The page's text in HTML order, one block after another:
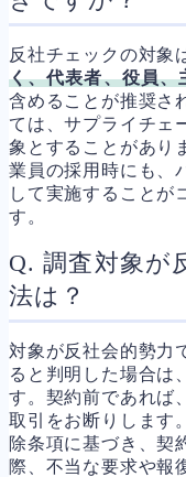
反社チェックの対象
く、代表者、役員、
含めることが推奨さ
ては、サプライチェ
象とすることがあり
業員の採用時にも、
して実施することが
す。
Q. 調査対象が
法は？
対象が反社会的勢力
ると判明した場合は、
す。契約前であれば
取引をお断りします
除条項に基づき、契
際、不当な要求や報